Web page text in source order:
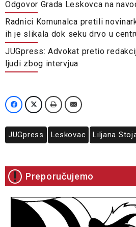
Odgovor Grada Leskovca na
Radnici Komunalca pretili
ih je slikala dok seku drvo u
JUGpress: Advokat pretio
ljudi zbog intervjua
JUGpress Leskovac Liljana
Preporučujemo